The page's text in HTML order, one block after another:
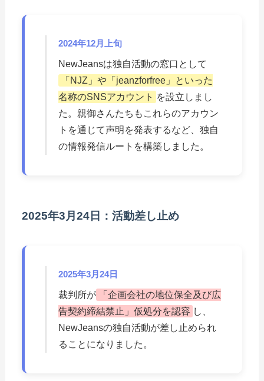
2024年12月上旬
NewJeansは独自活動の窓口として
「NJZ」や「jeanzforfree」といった
名称のSNSアカウント を設立しまし
た。親御さんたちもこれらのアカウン
トを通じて声明を発表するなど、独自
の情報発信ルートを構築しました。
2025年3月24日：活動差し止め
2025年3月24日
裁判所が
「企画会社の地位保全及び広
告契約締結禁止」仮処分を認容 し、
NewJeansの独自活動が差し止められ
ることになりました。